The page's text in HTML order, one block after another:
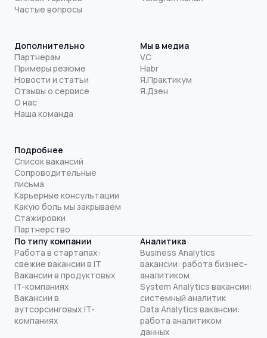
Частые вопросы
Дополнительно
Партнерам
Примеры резюме
Новости и статьи
Отзывы о сервисе
О нас
Наша команда
Мы в медиа
VC
Habr
Я.Практикум
Я.Дзен
Подробнее
Список вакансий
Сопроводительные
письма
Карьерные консультации
Какую боль мы закрываем
Стажировки
Партнерство
По типу компании
Работа в стартапах:
свежие вакансии в IT
Вакансии в продуктовых
IT-компаниях
Вакансии в
аутсорсинговых IT-
компаниях
Аналитика
Business Analytics
вакансии: работа бизнес-
аналитиком
System Analytics вакансии:
системный аналитик
Data Analytics вакансии:
работа аналитиком
данных